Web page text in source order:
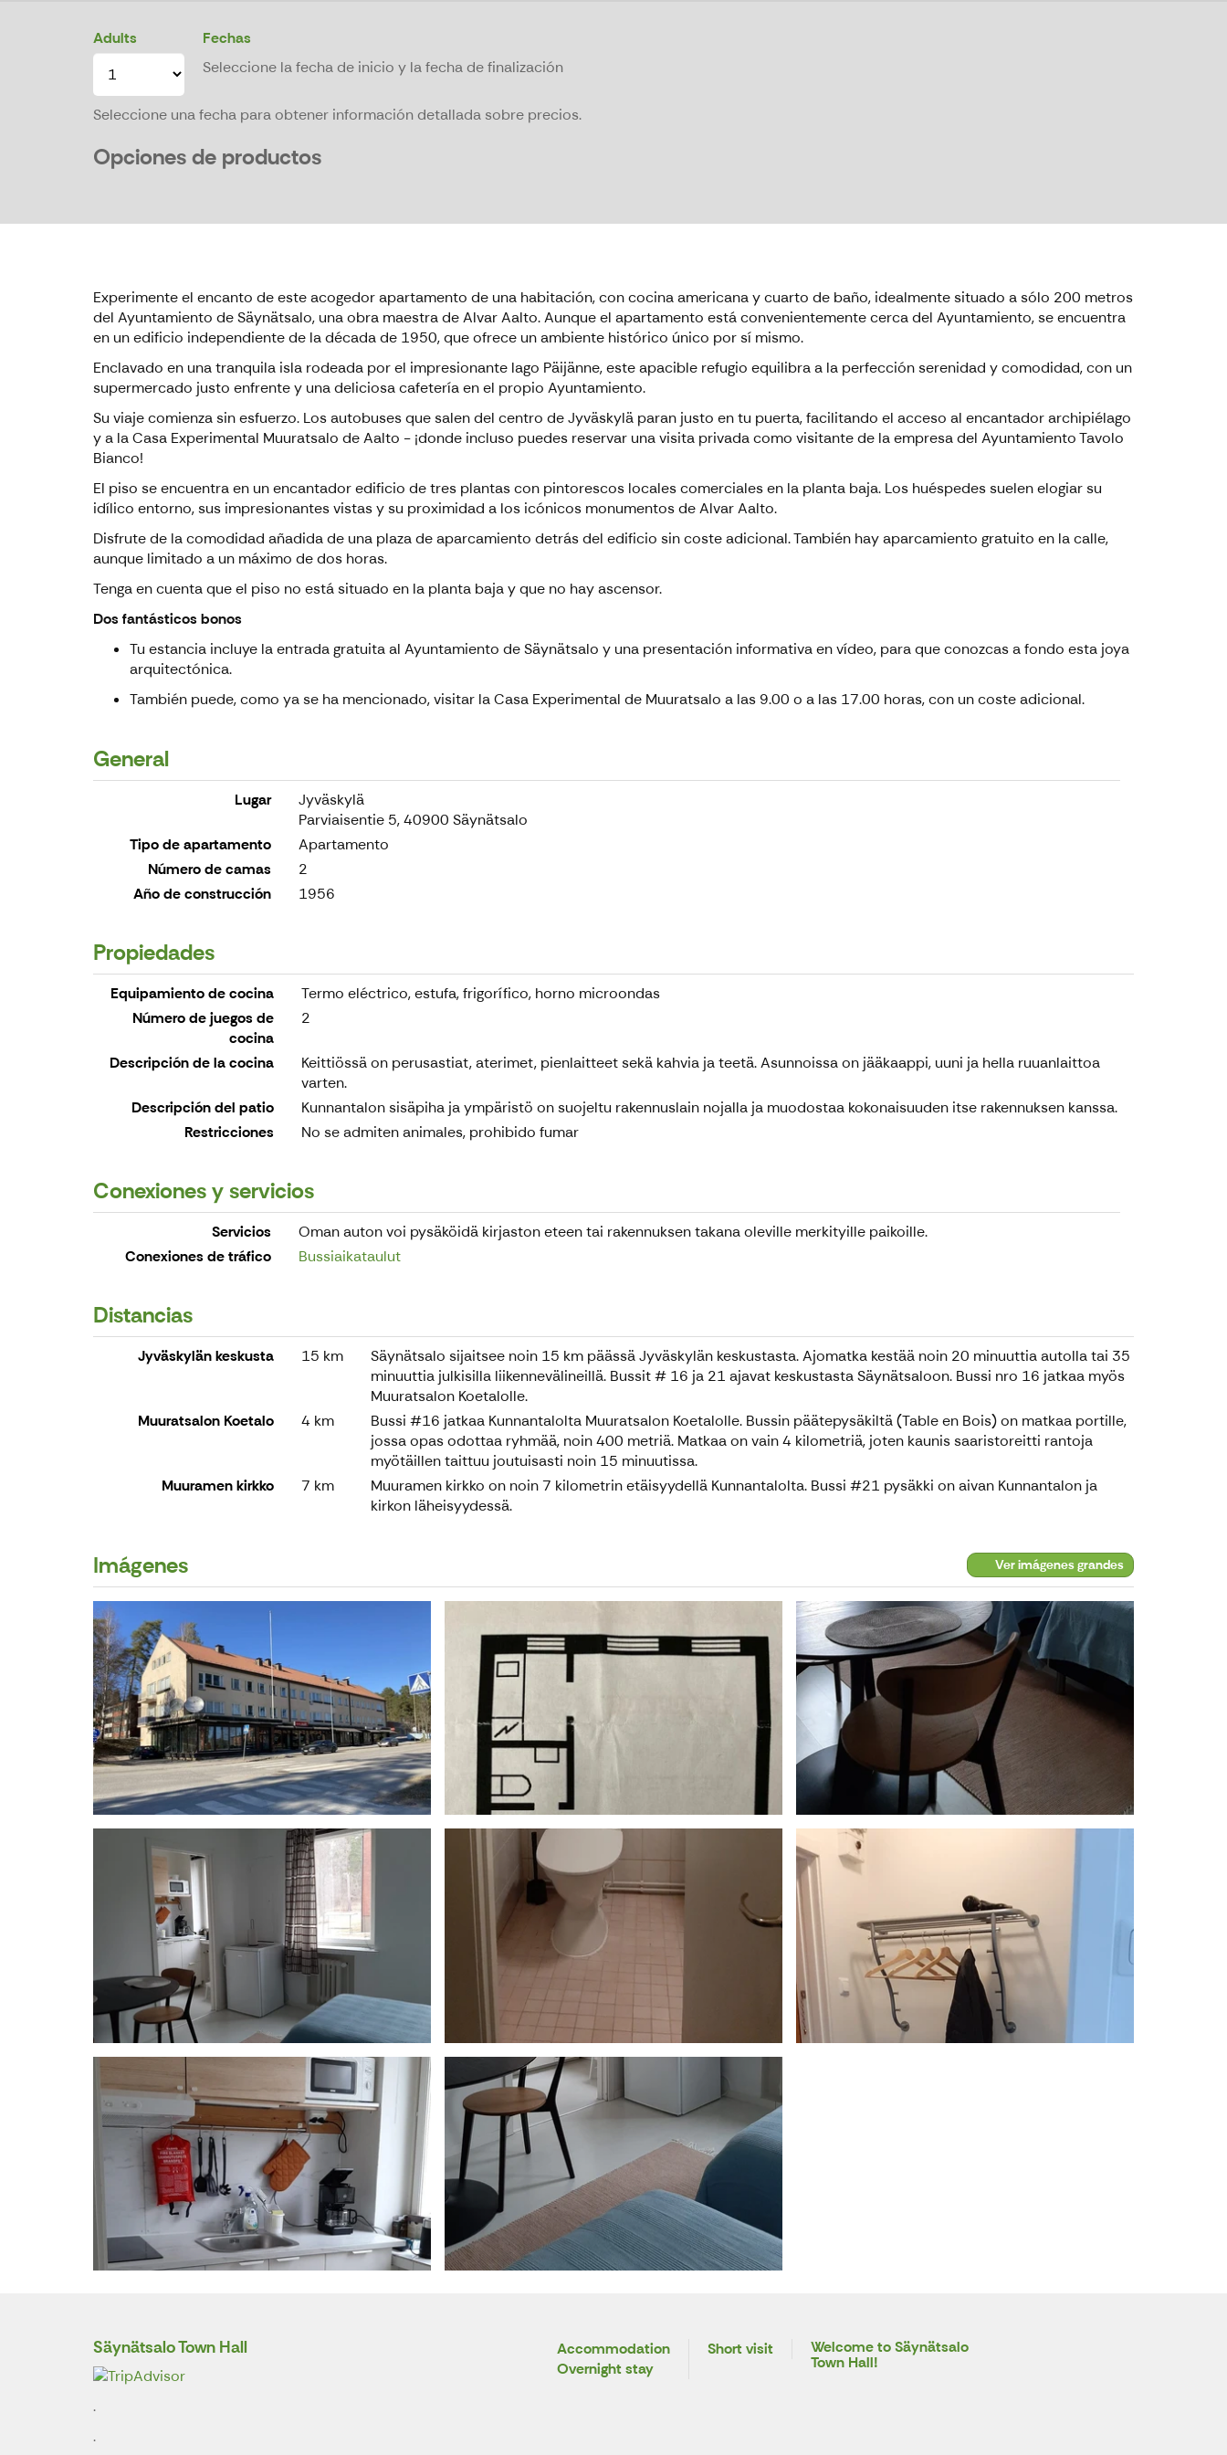
Adults
Fechas
Seleccione la fecha de inicio y la fecha de finalización
Seleccione una fecha para obtener información detallada sobre precios.
Opciones de productos
Experimente el encanto de este acogedor apartamento de una habitación, con cocina americana y cuarto de baño, idealmente situado a sólo 200 metros
del Ayuntamiento de Säynätsalo, una obra maestra de Alvar Aalto. Aunque el apartamento está convenientemente cerca del Ayuntamiento, se encuentra
en un edificio independiente de la década de 1950, que ofrece un ambiente histórico único por sí mismo.
Enclavado en una tranquila isla rodeada por el impresionante lago Päijänne, este apacible refugio equilibra a la perfección serenidad y comodidad, con un
supermercado justo enfrente y una deliciosa cafetería en el propio Ayuntamiento.
Su viaje comienza sin esfuerzo. Los autobuses que salen del centro de Jyväskylä paran justo en tu puerta, facilitando el acceso al encantador archipiélago
y a la Casa Experimental Muuratsalo de Aalto - ¡donde incluso puedes reservar una visita privada como visitante de la empresa del Ayuntamiento Tavolo
Bianco!
El piso se encuentra en un encantador edificio de tres plantas con pintorescos locales comerciales en la planta baja. Los huéspedes suelen elogiar su
idílico entorno, sus impresionantes vistas y su proximidad a los icónicos monumentos de Alvar Aalto.
Disfrute de la comodidad añadida de una plaza de aparcamiento detrás del edificio sin coste adicional. También hay aparcamiento gratuito en la calle,
aunque limitado a un máximo de dos horas.
Tenga en cuenta que el piso no está situado en la planta baja y que no hay ascensor.
Dos fantásticos bonos
Tu estancia incluye la entrada gratuita al Ayuntamiento de Säynätsalo y una presentación informativa en vídeo, para que conozcas a fondo esta joya
arquitectónica.
También puede, como ya se ha mencionado, visitar la Casa Experimental de Muuratsalo a las 9.00 o a las 17.00 horas, con un coste adicional.
General
Lugar
Jyväskylä
Parviaisentie 5, 40900 Säynätsalo
Tipo de apartamento
Apartamento
Número de camas
2
Año de construcción
1956
Propiedades
Equipamiento de cocina
Termo eléctrico, estufa, frigorífico, horno microondas
Número de juegos de
cocina
2
Descripción de la cocina
Keittiössä on perusastiat, aterimet, pienlaitteet sekä kahvia ja teetä. Asunnoissa on jääkaappi, uuni ja hella ruuanlaittoa
varten.
Descripción del patio
Kunnantalon sisäpiha ja ympäristö on suojeltu rakennuslain nojalla ja muodostaa kokonaisuuden itse rakennuksen kanssa.
Restricciones
No se admiten animales, prohibido fumar
Conexiones y servicios
Servicios
Oman auton voi pysäköidä kirjaston eteen tai rakennuksen takana oleville merkityille paikoille.
Conexiones de tráfico
Bussiaikataulut
Distancias
Jyväskylän keskusta 15 km
Säynätsalo sijaitsee noin 15 km päässä Jyväskylän keskustasta. Ajomatka kestää noin 20 minuuttia autolla tai 35
minuuttia julkisilla liikennevälineillä. Bussit # 16 ja 21 ajavat keskustasta Säynätsaloon. Bussi nro 16 jatkaa myös
Muuratsalon Koetalolle.
Muuratsalon Koetalo
4 km
Bussi #16 jatkaa Kunnantalolta Muuratsalon Koetalolle. Bussin päätepysäkiltä (Table en Bois) on matkaa portille,
jossa opas odottaa ryhmää, noin 400 metriä. Matkaa on vain 4 kilometriä, joten kaunis saaristoreitti rantoja
myötäillen taittuu joutuisasti noin 15 minuutissa.
Muuramen kirkko
7 km
Muuramen kirkko on noin 7 kilometrin etäisyydellä Kunnantalolta. Bussi #21 pysäkki on aivan Kunnantalon ja
kirkon läheisyydessä.
Imágenes Ver imágenes grandes
Säynätsalo Town Hall
.
.
Accommodation
Overnight stay
Short visit
Welcome to Säynätsalo
Town Hall!